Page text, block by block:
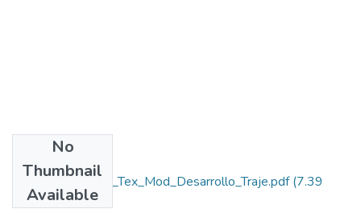
No
Thumbnail
Available
Rep_IUPB_Dis_Tex_Mod_Desarrollo_Traje.pdf(7.39
MB)